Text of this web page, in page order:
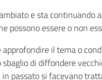
e sta continuando
possono essere o non
approfondire il tema o
di diffondere
in passato si facevano